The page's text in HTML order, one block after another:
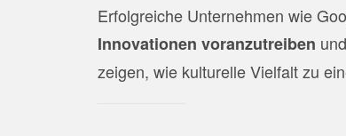
Erfolgreiche Unternehmen wie
Innovationen voranzutreiben
zeigen, wie kulturelle Vielfalt zu